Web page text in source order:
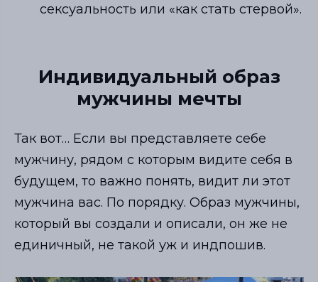
сексуальность или «как стать стервой».
Индивидуальный образ
мужчины мечты
Так вот… Если вы представляете себе
мужчину, рядом с которым видите себя в
будущем, то важно понять, видит ли этот
мужчина вас. По порядку. Образ мужчины,
который вы создали и описали, он же не
единичный, не такой уж и индпошив.